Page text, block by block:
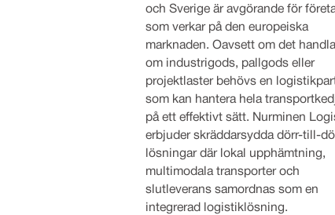
och Sverige är avgörande för
som verkar på den europeiska
marknaden. Oavsett om det
om industrigods, pallgods eller
projektlaster behövs en
som kan hantera hela
på ett effektivt sätt. Nurminen
erbjuder skräddarsydda dörr-till-
lösningar där lokal upphämtning,
multimodala transporter och
slutleverans samordnas som en
integrerad logistiklösning.